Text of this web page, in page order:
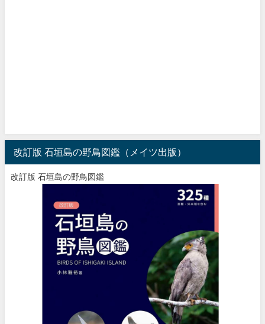
改訂版 石垣島の野鳥図鑑（メイツ出版）
改訂版 石垣島の野鳥図鑑